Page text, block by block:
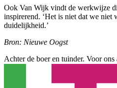
Ook Van Wijk vindt de werkwijze
inspirerend. ‘Het is niet dat we
duidelijkheid.’
Bron: Nieuwe Oogst
Achter de boer en tuinder. Voor ons